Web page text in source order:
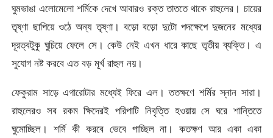
ঘুমভাঙা এলোমেলো শর্মিকে দেখে আবারও রক্ত তাততে থাকে রাহুলের। চায়ের
তৃষ্ণা ছাপিয়ে ওঠে অন্য তৃষ্ণা। বড়ো বড়ো দুটো পদক্ষেপে দুজনের মধ্যের
দূরত্বটুকু ঘুচিয়ে ফেলে সে। কেউ নেই এখন ধারে কাছে তৃতীয় ব্যক্তি। এ
সুযোগ নষ্ট করবে এত বড় মূর্খ রাহুল নয়।
ফেকুরাম সাড়ে এগারোটার মধ্যেই ফিরে এল। ততক্ষণে শর্মির স্নান সারা।
রাহুলেরও সব রকম ক্ষিদেরই পরিপাটি নিবৃত্তি হওয়ায় সে ঘরে শান্তিতে
ঘুমোচ্ছিল। শর্মি কী করবে ভেবে পাচ্ছিল না। কতক্ষণ আর একা একা